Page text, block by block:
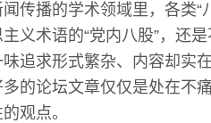
传播的学术领域里，各类
义术语的“党内八股”，还
追求形式繁杂、内容却实
的论坛文章仅仅是处在不
观点。